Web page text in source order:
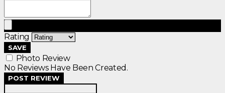
Rating
SAVE
Photo Review
No Reviews Have Been Created.
POST REVIEW